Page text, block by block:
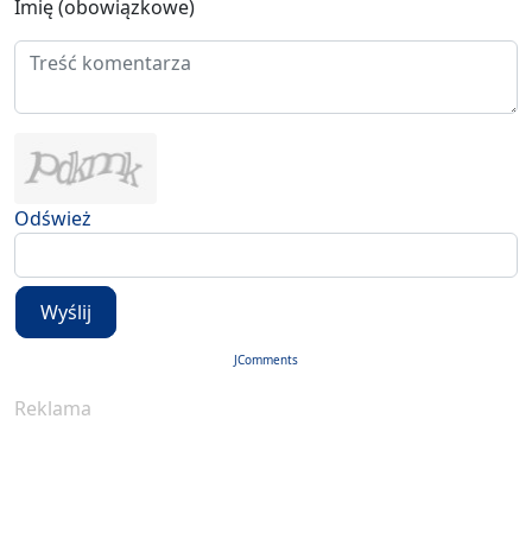
Imię (obowiązkowe)
Odśwież
Wyślij
JComments
Reklama